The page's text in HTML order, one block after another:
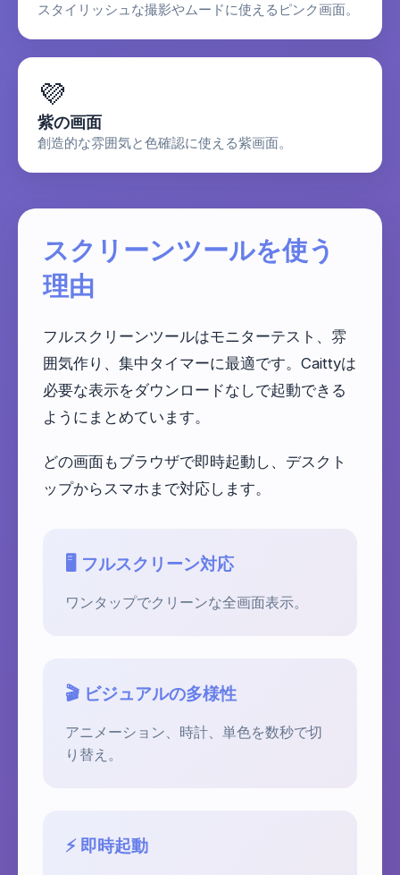
スタイリッシュな撮影やムードに使えるピンク画面。
💜
紫の画面
創造的な雰囲気と色確認に使える紫画面。
スクリーンツールを使う
理由
フルスクリーンツールはモニターテスト、雰
囲気作り、集中タイマーに最適です。Caittyは
必要な表示をダウンロードなしで起動できる
ようにまとめています。
どの画面もブラウザで即時起動し、デスクト
ップからスマホまで対応します。
🖥️ フルスクリーン対応
ワンタップでクリーンな全画面表示。
🎬 ビジュアルの多様性
アニメーション、時計、単色を数秒で切
り替え。
⚡ 即時起動